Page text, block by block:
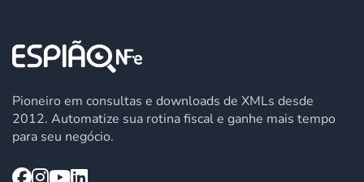
Pioneiro em consultas e downloads de XMLs desde
2012. Automatize sua rotina fiscal e ganhe mais tempo
para seu negócio.